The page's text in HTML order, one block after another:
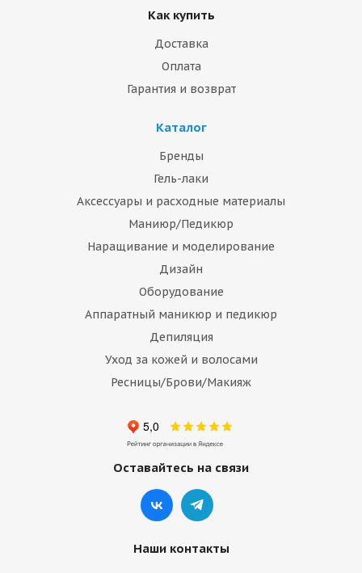
Как купить
Доставка
Оплата
Гарантия и возврат
Каталог
Бренды
Гель-лаки
Аксессуары и расходные материалы
Маниюр/Педикюр
Наращивание и моделирование
Дизайн
Оборудование
Аппаратный маникюр и педикюр
Депиляция
Уход за кожей и волосами
Ресницы/Брови/Макияж
Оставайтесь на связи
Наши контакты